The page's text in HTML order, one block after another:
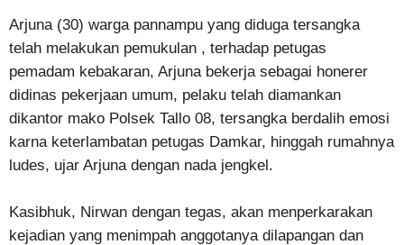
Arjuna (30) warga pannampu yang diduga tersangka
telah melakukan pemukulan , terhadap petugas
pemadam kebakaran, Arjuna bekerja sebagai honerer
didinas pekerjaan umum, pelaku telah diamankan
dikantor mako Polsek Tallo 08, tersangka berdalih emosi
karna keterlambatan petugas Damkar, hinggah rumahnya
ludes, ujar Arjuna dengan nada jengkel.
Kasibhuk, Nirwan dengan tegas, akan menperkarakan
kejadian yang menimpah anggotanya dilapangan dan